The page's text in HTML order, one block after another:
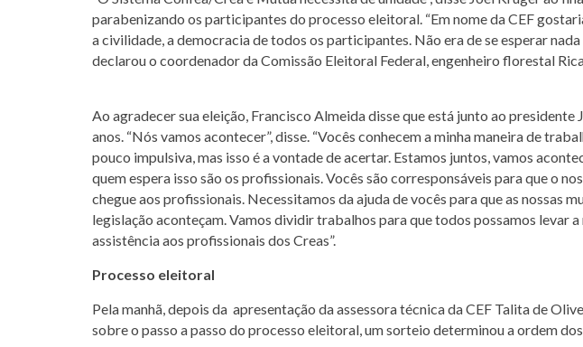
parabenizando os participantes do processo eleitoral. “Em nome da CEF
a civilidade, a democracia de todos os participantes. Não era de se esperar nada
declarou o coordenador da Comissão Eleitoral Federal, engenheiro florestal
Ao agradecer sua eleição, Francisco Almeida disse que está junto ao presidente
anos. “Nós vamos acontecer”, disse. “Vocês conhecem a minha maneira de
pouco impulsiva, mas isso é a vontade de acertar. Estamos juntos, vamos
quem espera isso são os profissionais. Vocês são corresponsáveis para que o
chegue aos profissionais. Necessitamos da ajuda de vocês para que as nossas
legislação aconteçam. Vamos dividir trabalhos para que todos possamos levar a
assistência aos profissionais dos Creas”.
Processo eleitoral
Pela manhã, depois da apresentação da assessora técnica da CEF Talita de
sobre o passo a passo do processo eleitoral, um sorteio determinou a ordem